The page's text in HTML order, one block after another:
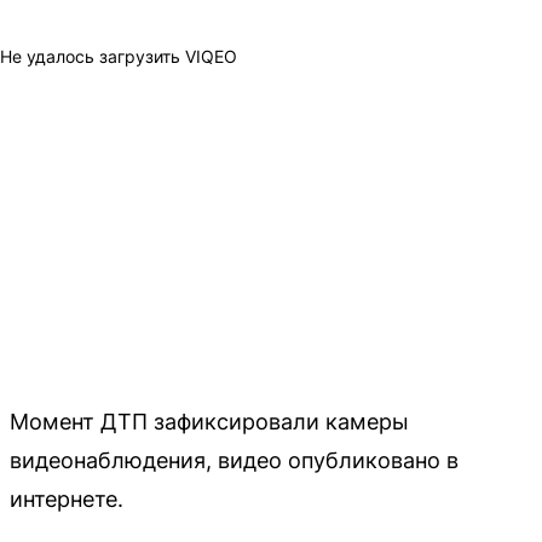
Не удалось загрузить VIQEO
Момент ДТП зафиксировали камеры
видеонаблюдения, видео опубликовано в
интернете.